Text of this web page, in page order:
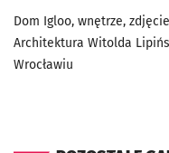
Dom Igloo, wnętrze,
Architektura Witolda
Wrocławiu